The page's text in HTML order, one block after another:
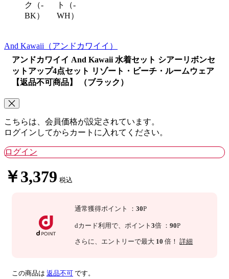
ク（-
BK）
ト（-
WH）
And Kawaii （アンドカワイイ）
アンドカワイイ And Kawaii 水着セット シアーリボンセ
ットアップ4点セット リゾート・ビーチ・ルームウェア
【返品不可商品】 （ブラック）
こちらは、会員価格が設定されています。
ログインしてからカートに入れてください。
ログイン
￥3,379 税込
通常獲得ポイント ：30P
dカード利用で、ポイント3倍 ：90P
さらに、エントリーで最大 10 倍！詳細
この商品は 返品不可 です。